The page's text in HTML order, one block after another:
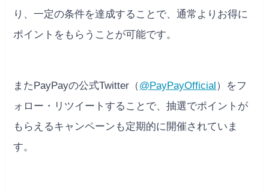
り、一定の条件を達成することで、通常よりお得に
ポイントをもらうことが可能です。
またPayPayの公式Twitter（@PayPayOfficial）をフ
ォロー・リツイートすることで、抽選でポイントが
もらえるキャンペーンも定期的に開催されていま
す。